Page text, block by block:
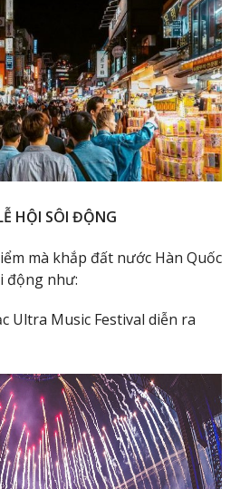
HỘI SÔI ĐỘNG
mà khắp đất nước Hàn Quốc
động như:
Ultra Music Festival diễn ra